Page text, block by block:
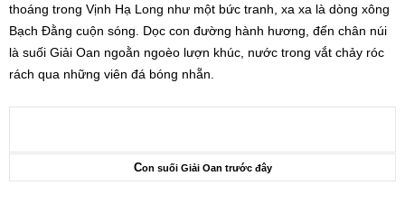
thoáng trong Vịnh Hạ Long như một bức tranh, xa xa là dòng xông
Bạch Đằng cuộn sóng. Dọc con đường hành hương, đến chân núi
là suối Giải Oan ngoằn ngoèo lượn khúc, nước trong vắt chảy róc
rách qua những viên đá bóng nhẵn.
Con suối Giải Oan trước đây